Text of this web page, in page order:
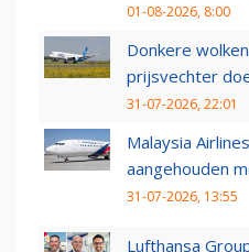
01-08-2026, 8:00
Donkere
prijsvechter
31-07-2026, 22:01
Malaysia
aangehouden
31-07-2026, 13:55
Lufthansa